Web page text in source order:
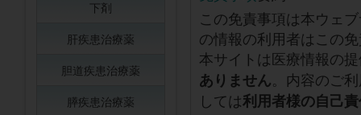
この免責事項は本ウェ
の情報の利用者はこの
本サイトは医療情報の
ありません。内容のご
しては利用者様の自己
下剤
肝疾患治療薬
胆道疾患治療薬
膵疾患治療薬